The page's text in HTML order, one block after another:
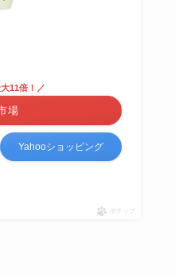
11倍！／
場
Yahooショッピング
ポチップ